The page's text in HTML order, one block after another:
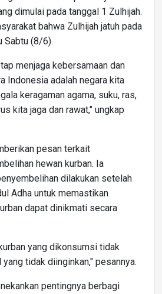
dimulai pada tanggal 1 Zulhijah.
bahwa Zulhijah jatuh pada
Sabtu (8/6).
menjaga kebersamaan dan
Indonesia adalah negara kita
keragaman agama, suku, ras,
kita jaga dan rawat," ungkap
pesan terkait
hewan kurban. Ia
dilakukan setelah
Adha untuk memastikan
dapat dinikmati secara
yang dikonsumsi tidak
tidak diinginkan," pesannya.
pentingnya berbagi